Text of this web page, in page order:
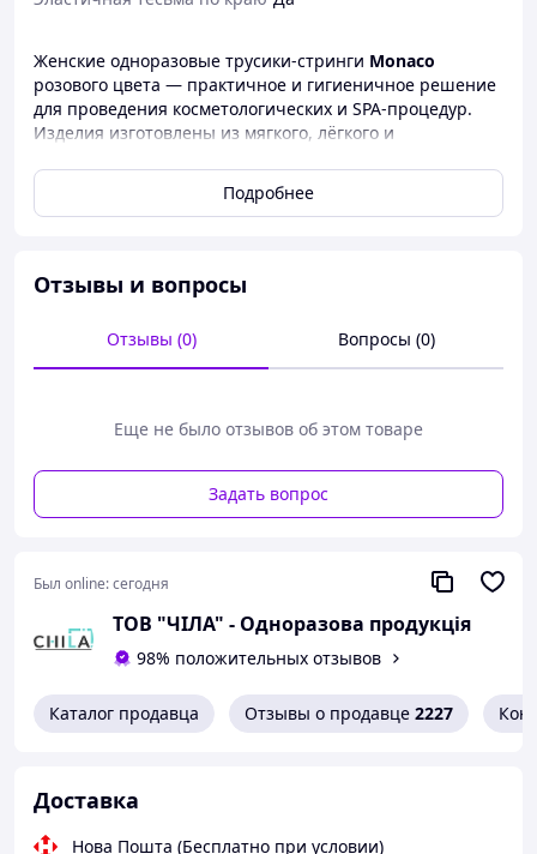
Женские одноразовые трусики-стринги Monaco
розового цвета — практичное и гигиеничное решение
для проведения косметологических и SPA-процедур.
Изделия изготовлены из мягкого, лёгкого и
приятен к телу, хорошо пропускает воздух и не
вызывает раздражений.
процедур. Использование одноразового белья
гигиены и повышает уровень сервиса в салоне.
Подходят для различных видов процедур: массажа,
аппаратной косметологии, косметологических
обёртываний и других уходовых программ.
Характеристики:
Тип: женские одноразовые трусики-стринги
Материал: спанбонд
Цвет: розовый
Количество в упаковке: 50 шт
Одноразовые стрингиMonaco— это комфорт, гигиена
Подробнее
Отзывы и вопросы
Отзывы (0) Вопросы (0)
Еще не было отзывов об этом товаре
Задать вопрос
Был online:сегодня
ТОВ "ЧІЛА" - Одноразова продукція
98% положительных отзывов
Каталог продавца Отзывы о продавце 2227
Доставка
Нова Пошта (Бесплатно при условии)